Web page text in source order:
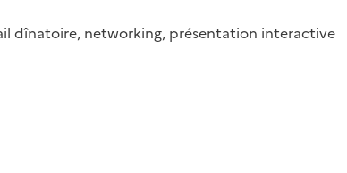
dînatoire, networking, présentation interactive